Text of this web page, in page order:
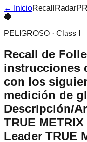
← InicioRecallRadarPR
🔴
PELIGROSO · Class I
Recall de
instrucciones
con los
medición de
Descripción/
TRUE
Leader TRUE